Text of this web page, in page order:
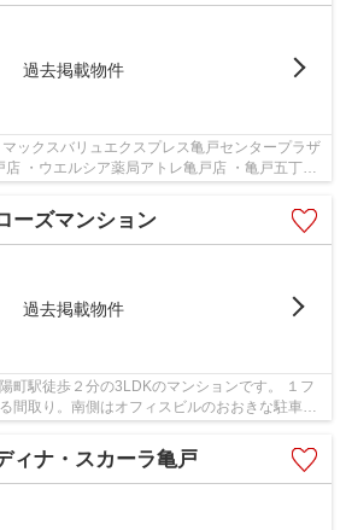
過去掲載物件
マックスバリュエクスプレス亀戸センタープラザ
店 ・ウエルシア薬局アトレ亀戸店 ・亀戸五丁目
ーズマンション
過去掲載物件
町駅徒歩２分の3LDKのマンションです。 １フ
間取り。南側はオフィスビルのおおきな駐車場
ィナ・スカーラ亀戸